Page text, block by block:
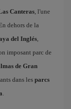
Canteras, l'une
dehors de la
del Inglés,
imposant parc de
de Gran
dans les parcs
.